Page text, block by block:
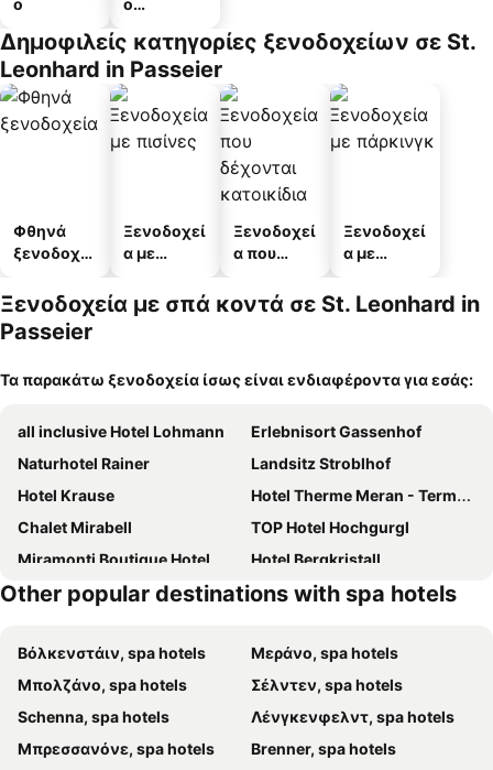
ο
ο
άτων
Δημοφιλείς κατηγορίες ξενοδοχείων σε St.
Leonhard in Passeier
Φθηνά
ξενοδοχεί
Ξενοδοχεί
α με
Ξενοδοχεί
α που
κατοικίδι
α
Ξενοδοχεί
α με
Ξενοδοχεία με σπά κοντά σε St. Leonhard in
Passeier
Τα παρακάτω ξενοδοχεία ίσως είναι ενδιαφέροντα για εσάς:
all inclusive Hotel Lohmann
Erlebnisort Gassenhof
Naturhotel Rainer
Landsitz Stroblhof
Hotel Krause
Hotel Therme Meran - Terme Merano
Chalet Mirabell
TOP Hotel Hochgurgl
Miramonti Boutique Hotel
Hotel Bergkristall
Other popular destinations with spa hotels
Βόλκενστάιν, spa hotels
Μεράνο, spa hotels
Μπολζάνο, spa hotels
Σέλντεν, spa hotels
Schenna, spa hotels
Λένγκενφελντ, spa hotels
Μπρεσσανόνε, spa hotels
Brenner, spa hotels